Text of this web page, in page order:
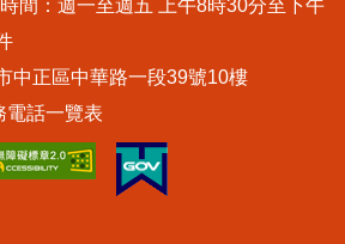
間：週一至週五 上午8時30分至下午
中正區中華路一段39號10樓
電話一覽表